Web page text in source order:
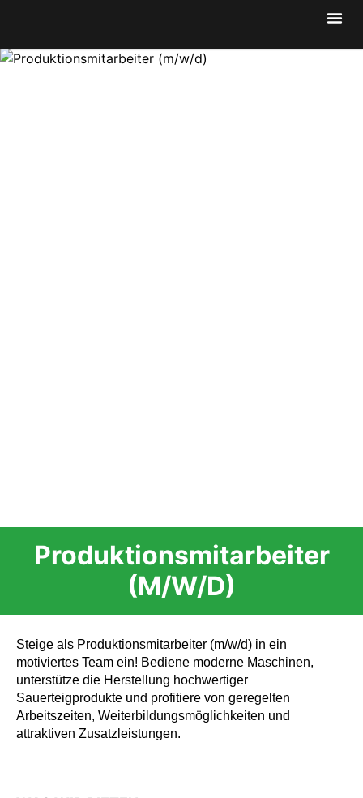
Produktionsmitarbeiter
(m/w/d)
Steige als Produktionsmitarbeiter (m/w/d) in ein
motiviertes Team ein! Bediene moderne Maschinen,
unterstütze die Herstellung hochwertiger
Sauerteigprodukte und profitiere von geregelten
Arbeitszeiten, Weiterbildungsmöglichkeiten und
attraktiven Zusatzleistungen.